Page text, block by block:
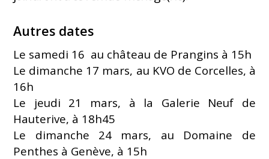
Autres dates
Le samedi 16 au château de Prangins à 15h
Le dimanche 17 mars, au KVO de Corcelles, à
16h
Le jeudi 21 mars, à la Galerie Neuf de
Hauterive, à 18h45
Le dimanche 24 mars, au Domaine de
Penthes à Genève, à 15h